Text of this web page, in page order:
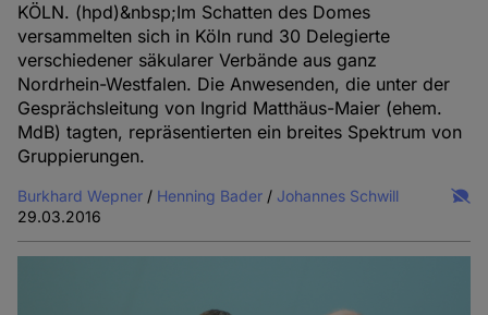
KÖLN. (hpd)&nbsp;Im Schatten des Domes
versammelten sich in Köln rund 30 Delegierte
verschiedener säkularer Verbände aus ganz
Nordrhein-Westfalen. Die Anwesenden, die unter der
Gesprächsleitung von Ingrid Matthäus-Maier (ehem.
MdB) tagten, repräsentierten ein breites Spektrum von
Gruppierungen.
Burkhard Wepner / Henning Bader / Johannes Schwill
29.03.2016